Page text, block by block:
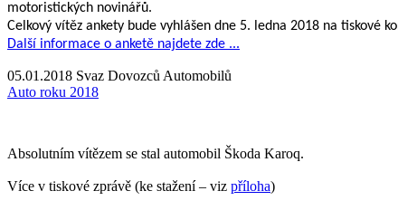
motoristických novinářů.
Celkový vítěz ankety bude vyhlášen dne 5. ledna 2018 na tiskové
Další informace o anketě najdete zde ...
05.01.2018 Svaz Dovozců Automobilů
Auto roku 2018
Absolutním vítězem se stal automobil Škoda Karoq.
Více v tiskové zprávě (ke stažení – viz příloha)